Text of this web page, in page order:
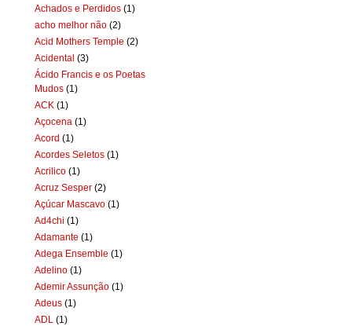
Achados e Perdidos (1)
acho melhor não (2)
Acid Mothers Temple (2)
Acidental (3)
Ácido Francis e os Poetas
Mudos (1)
ACK (1)
Açocena (1)
Acord (1)
Acordes Seletos (1)
Acrilico (1)
Acruz Sesper (2)
Açúcar Mascavo (1)
Ad4chi (1)
Adamante (1)
Adega Ensemble (1)
Adelino (1)
Ademir Assunção (1)
Adeus (1)
ADL (1)